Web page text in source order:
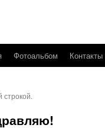
Фотоальбом Контакты
строкой.